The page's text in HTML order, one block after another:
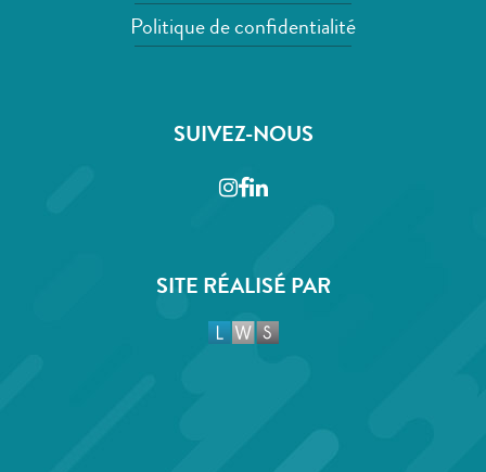
Politique de confidentialité
SUIVEZ-NOUS
Instagram
Facebook
LinkedIn
SITE RÉALISÉ PAR